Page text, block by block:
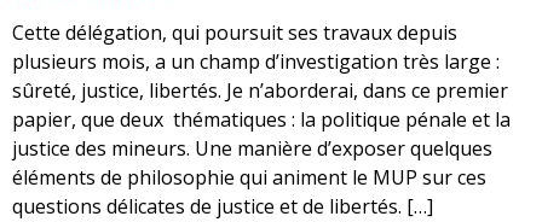
Cette délégation, qui poursuit ses travaux depuis
plusieurs mois, a un champ d’investigation très large :
sûreté, justice, libertés. Je n’aborderai, dans ce premier
papier, que deux thématiques : la politique pénale et la
justice des mineurs. Une manière d’exposer quelques
éléments de philosophie qui animent le MUP sur ces
questions délicates de justice et de libertés. […]